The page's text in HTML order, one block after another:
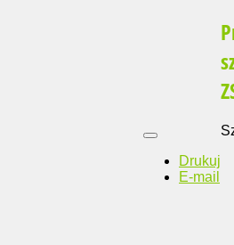
Drukuj
E-mail